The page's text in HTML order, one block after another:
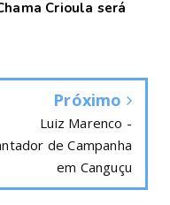
Crioula será
Próximo
Luiz Marenco -
de Campanha
em Canguçu